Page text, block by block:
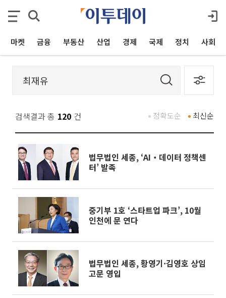
마켓 금융 부동산 산업 경제 국제 정치 사회
검색결과 총 120 건 최신순
정확도순
법무법인 세종, ‘AI‧데이터 정책센
터’ 발족
중기부 1호 ‘스타트업 파크’, 10월
인천에 문 연다
법무법인 세종, 황영기·김영호 상임
고문 영입